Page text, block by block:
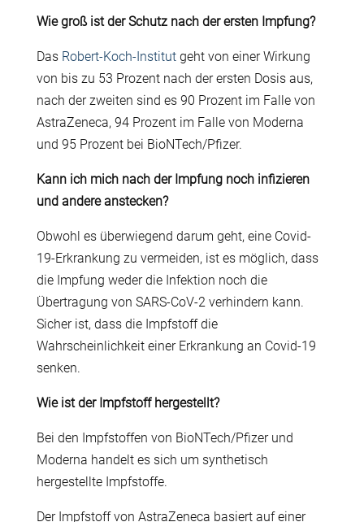
Wie groß ist der Schutz nach der ersten Impfung?
Das Robert-Koch-Institutgeht von einer Wirkung
von bis zu 53 Prozent nach der ersten Dosis aus,
nach der zweiten sind es 90 Prozent im Falle von
AstraZeneca, 94 Prozent im Falle von Moderna
und 95 Prozent bei BioNTech/Pfizer.
Kann ich mich nach der Impfung noch infizieren
und andere anstecken?
Obwohl es überwiegend darum geht, eine Covid-
19-Erkrankung zu vermeiden, ist es möglich, dass
die Impfung weder die Infektion noch die
Übertragung von SARS-CoV-2 verhindern kann.
Sicher ist, dass die Impfstoff die
Wahrscheinlichkeit einer Erkrankung an Covid-19
senken.
Wie ist der Impfstoff hergestellt?
Bei den Impfstoffen von BioNTech/Pfizer und
Moderna handelt es sich um synthetisch
hergestellte Impfstoffe.
Der Impfstoff von AstraZeneca basiert auf einer